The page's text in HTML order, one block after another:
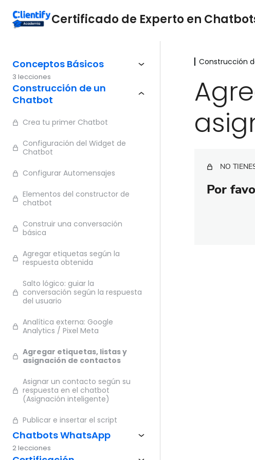
Certificado de Experto en
Conceptos Básicos
3 lecciones
Construcción de un
Chatbot
Crea tu primer Chatbot
Configuración del Widget de
Chatbot
Configurar Automensajes
Elementos del constructor de
chatbot
Construir una conversación
básica
Agregar etiquetas según la
respuesta obtenida
Salto lógico: guiar la
conversación según la respuesta
del usuario
Analítica externa: Google
Analytics / Pixel Meta
Agregar etiquetas, listas y
asignación de contactos
Asignar un contacto según su
respuesta en el chatbot
(Asignación inteligente)
Publicar e insertar el script
Chatbots WhatsApp
2 lecciones
Construcción
NO
Por